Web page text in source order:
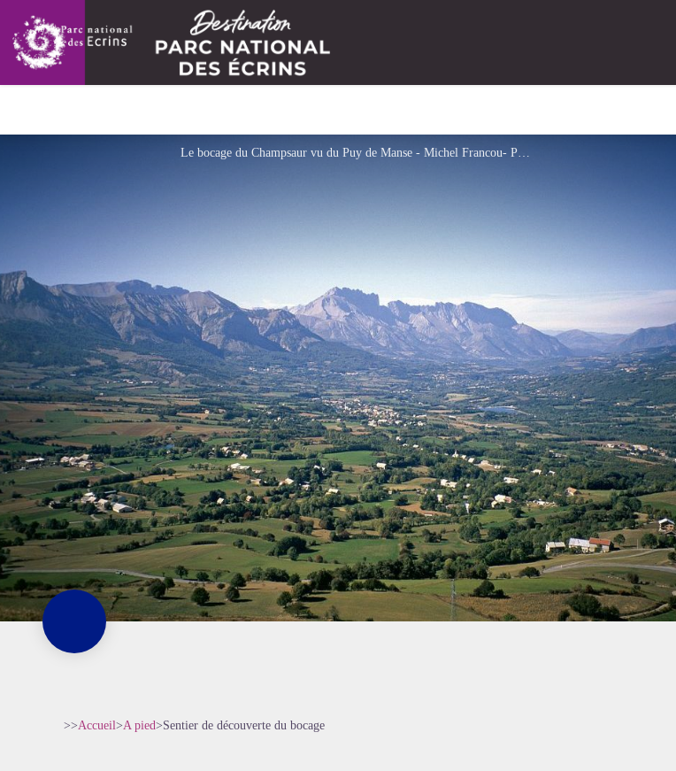
Le bocage du Champsaur vu du Puy de Manse - Michel Francou- PNE
>>Accueil>A pied>Sentier de découverte du bocage